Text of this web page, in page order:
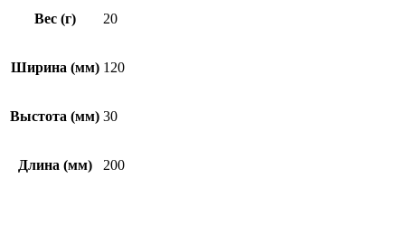
Вес (г) 20
Ширина (мм) 120
Выстота (мм) 30
Длина (мм) 200